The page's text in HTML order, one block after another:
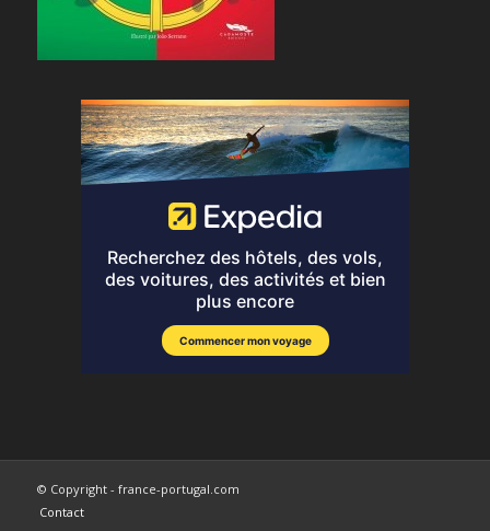
© Copyright - france-portugal.com
Contact